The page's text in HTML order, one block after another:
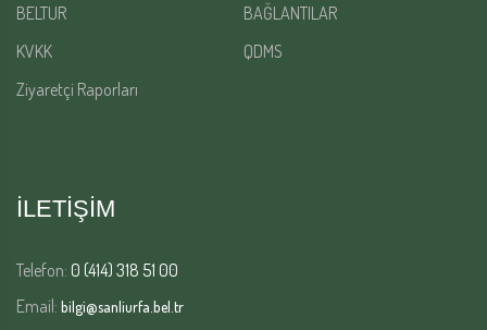
BELTUR
BAĞLANTILAR
KVKK
QDMS
Ziyaretçi Raporları
İLETİŞİM
Telefon: 0 (414) 318 51 00
Email: bilgi@sanliurfa.bel.tr